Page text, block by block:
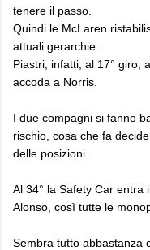
tenere il passo.
Quindi le McLaren
attuali gerarchie.
Piastri, infatti, al 17° giro,
accoda a Norris.
I due compagni si fanno
rischio, cosa che fa
delle posizioni.
Al 34° la Safety Car entra
Alonso, così tutte le
Sembra tutto abbastanza